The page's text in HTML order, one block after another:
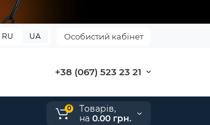
Особистий кабінет
RU UA
+38 (067) 523 23 21
0
Tоварів,
на 0.00 грн.